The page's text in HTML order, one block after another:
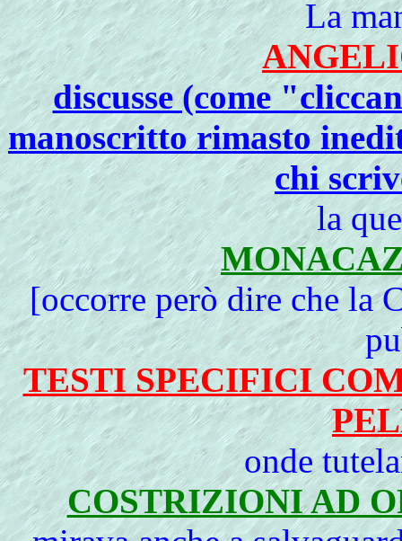
La
discusse (come
manoscritto rimasto
chi
la
[occorre però dire che la
TESTI SPECIFICI
onde
COSTRIZIONI AD